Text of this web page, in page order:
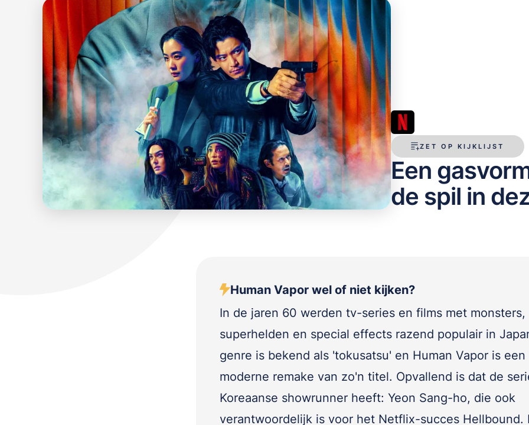
ZET OP KIJKLIJST
Een
de spil in
Human Vapor wel of niet kijken?
In de jaren 60 werden tv-series en films met monsters,
superhelden en special effects razend populair in
genre is bekend als 'tokusatsu' en Human Vapor is een
moderne remake van zo'n titel. Opvallend is dat de
Koreaanse showrunner heeft: Yeon Sang-ho, die ook
verantwoordelijk is voor het Netflix-succes Hellbound.